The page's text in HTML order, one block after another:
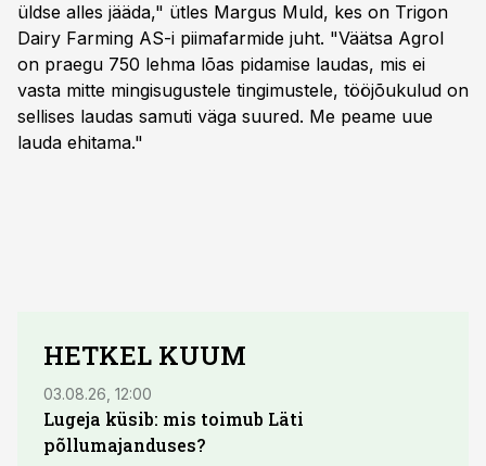
üldse alles jääda," ütles Margus Muld, kes on Trigon
Dairy Farming AS-i piimafarmide juht. "Väätsa Agrol
on praegu 750 lehma lõas pidamise laudas, mis ei
vasta mitte mingisugustele tingimustele, tööjõukulud on
sellises laudas samuti väga suured. Me peame uue
lauda ehitama."
HETKEL KUUM
03.08.26, 12:00
Lugeja küsib: mis toimub Läti
põllumajanduses?